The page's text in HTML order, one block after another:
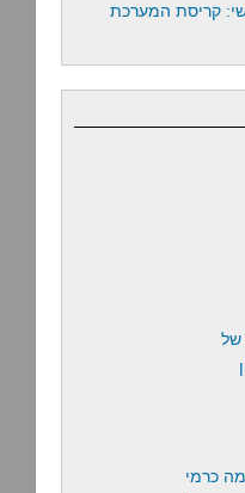
קריסת המערכת
של
כרמי